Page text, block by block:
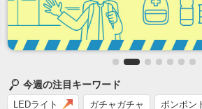
今週の注目キーワード
LEDライト ガチャガチャ ボンボン